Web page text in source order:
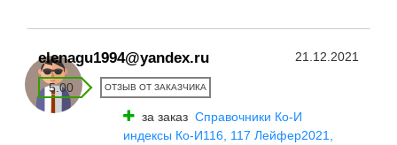
elenagu1994@yandex.ru 21.12.2021
5.00 ОТЗЫВ ОТ ЗАКАЗЧИКА
за заказ Справочники Ко-И
индексы Ко-И116, 117 Лейфер2021,